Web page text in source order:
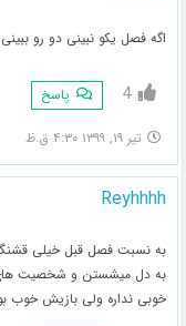
اگه فصل یکو نبینی دو رو
4 پاسخ
تیر ۱۹, ۱۳۹۹ ۴:۳۰ ق.ظ
Reyhhhh
به نسبت فصل قبل خیلی
به دل میشستن و شخصیت
خوبی نداره ولی بازیش خوب